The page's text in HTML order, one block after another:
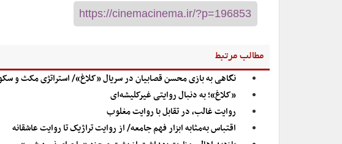
مطالب مرتبط
نگاهی به بازی محسن قصابیان در سریال «کلاغ»/ استراتژی مکث و
«کلاغ»؛ به دنبال روایتی غیرکلیشه‌ای
روایت غالب، در تقابل با روایت مغلوب
اقتباس به‌مثابه ابزار فهم جامعه/ از روایت تراژیک تا روایت عاشقانه